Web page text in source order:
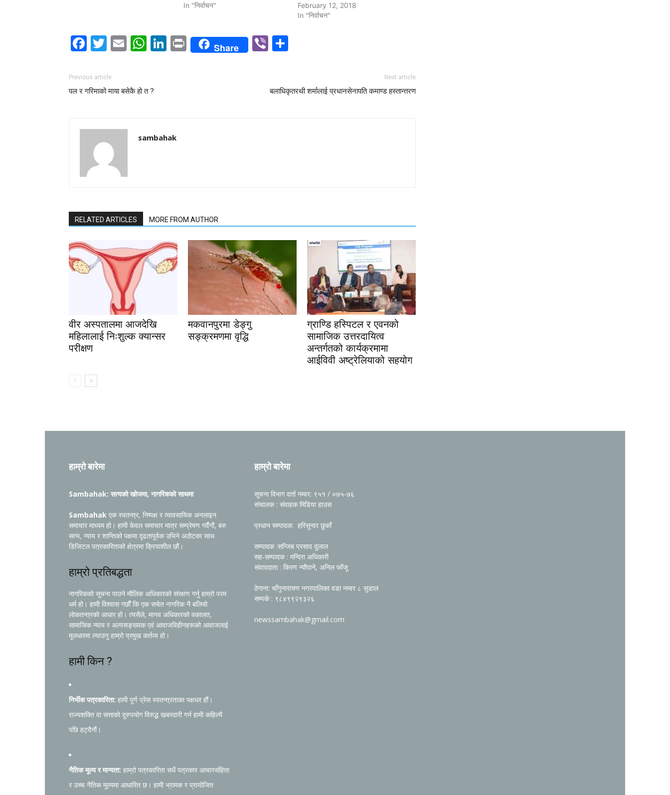
In "निर्वाचन"
February 12, 2018
In "निर्वाचन"
Facebook
Twitter
EmailWhatsApp
LinkedIn
PrintShare Viber
Previous article
पल र गरिमाको माया बसेकै हो त ?
Next article
बलाधिकृतरथी शर्मालाई प्रधानसेनापति कमाण्ड हस्तान्तरण
sambahak
RELATED ARTICLES MORE FROM AUTHOR
वीर अस्पतालमा आजदेखि
महिलालाई निःशुल्क क्यान्सर
परीक्षण
मकवानपुरमा डेङ्गु
सङ्क्रमणमा वृद्धि
ग्राण्डि हस्पिटल र एवनको
सामाजिक उत्तरदायित्व
अन्तर्गतको कार्यक्रमामा
आईविवी अष्ट्रेलियाको सहयोग
हाम्रो बारेमा
Sambahak: सत्यको खोजमा, नागरिकको साथमा
Sambahak एक स्वतन्त्र, निष्पक्ष र व्यावसायिक अनलाइन
समाचार माध्यम हो। हामी केवल समाचार मात्र सम्प्रेषण गर्दैनौं, बरु
सत्य, न्याय र शान्तिको पक्षमा दृढतापूर्वक उभिने अठोटका साथ
डिजिटल पत्रकारिताको क्षेत्रमा क्रियाशील छौं।
हाम्रो प्रतिबद्धता
नागरिकको सूचना पाउने मौलिक अधिकारको संरक्षण गर्नु हाम्रो परम
धर्म हो। हामी विश्वास गर्छौं कि एक सचेत नागरिक नै बलियो
लोकतन्त्रको आधार हो। त्यसैले, मानव अधिकारको वकालत,
सामाजिक न्याय र अल्पसङ्ख्यक एवं आवाजविहीनहरूको आवाजलाई
मूलधारमा ल्याउनु हाम्रो प्रमुख कर्तव्य हो।
हामी किन ?
निर्भीक पत्रकारिता: हामी पूर्ण प्रेस स्वतन्त्रताका पक्षधर हौं।
राज्यशक्ति वा सत्ताको दुरुपयोग विरुद्ध खबरदारी गर्न हामी कहिल्यै
पछि हट्दैनौं।
नैतिक मूल्य र मान्यता: हाम्रो पत्रकारिता सधैं पत्रकार आचारसंहिता
र उच्च नैतिक मूल्यमा आधारित छ। हामी भ्रामक र प्रायोजित
हाम्रो बारेमा
सूचना विभाग दर्ता नम्वर: ९५१ / ०७५-७६
संचालक : संवाहक मिडिया हाउस
प्रधान सम्पादक: हरिसुन्दर छुकाँ
सम्पादक :सन्जिब प्रसाद दुलाल
सह-सम्पादक : मन्दिरा अधिकारी
संवाददाता : किरण न्यौपाने, अनिल फोँजू
ठेगाना: चाँगुनारायण नगरपालिका वडा नम्वर ८ सुडाल
सम्पर्क : ९८४९९२९३२६
newssambahak@gmail.com